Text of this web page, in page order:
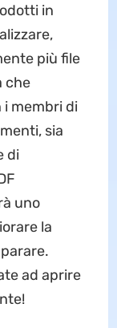
in
più file
che
i membri di
sia
di
uno
la
ad aprire